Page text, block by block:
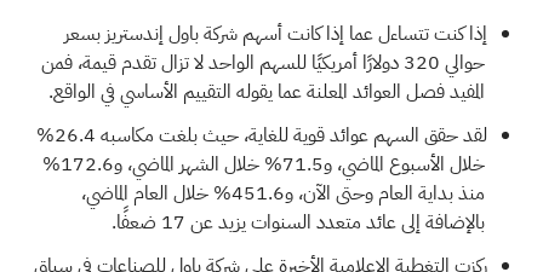
إذا كنت تتساءل عما إذا كانت أسهم شركة باول إندستريز بسعر
حوالي 320 دولارًا أمريكيًا للسهم الواحد لا تزال تقدم قيمة، فمن
المفيد فصل العوائد المعلنة عما يقوله التقييم الأساسي في الواقع.
لقد حقق السهم عوائد قوية للغاية، حيث بلغت مكاسبه 26.4%
خلال الأسبوع الماضي، و71.5% خلال الشهر الماضي، و172.6%
منذ بداية العام وحتى الآن، و451.6% خلال العام الماضي،
بالإضافة إلى عائد متعدد السنوات يزيد عن 17 ضعفًا.
ركزت التغطية الإعلامية الأخيرة على شركة باول للصناعات في سياق